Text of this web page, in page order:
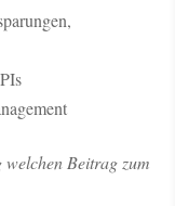
Beitrag zum